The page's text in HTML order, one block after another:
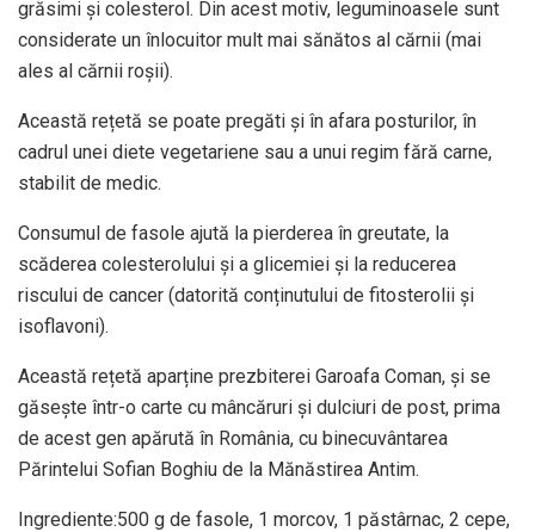
grăsimi și colesterol. Din acest motiv, leguminoasele sunt
considerate un înlocuitor mult mai sănătos al cărnii (mai
ales al cărnii roșii).
Această rețetă se poate pregăti și în afara posturilor, în
cadrul unei diete vegetariene sau a unui regim fără carne,
stabilit de medic.
Consumul de fasole ajută la pierderea în greutate, la
scăderea colesterolului și a glicemiei și la reducerea
riscului de cancer (datorită conținutului de fitosterolii și
isoflavoni).
Această rețetă aparține prezbiterei Garoafa Coman, și se
găsește într-o carte cu mâncăruri și dulciuri de post, prima
de acest gen apărută în România, cu binecuvântarea
Părintelui Sofian Boghiu de la Mănăstirea Antim.
Ingrediente:500 g de fasole, 1 morcov, 1 păstârnac, 2 cepe,